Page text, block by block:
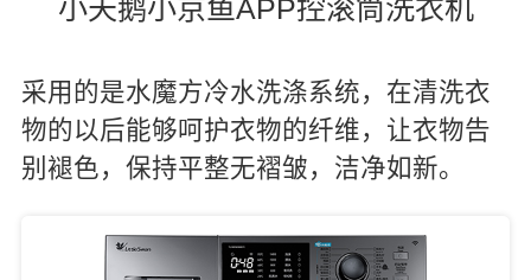
小天鹅小京鱼APP控滚筒洗衣机
采用的是水魔方冷水洗涤系统，在清洗衣
物的以后能够呵护衣物的纤维，让衣物告
别褪色，保持平整无褶皱，洁净如新。